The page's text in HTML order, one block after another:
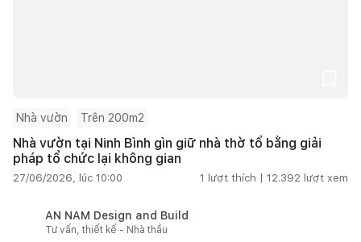
Nhà vườn Trên 200m2
Nhà vườn tại Ninh Bình gìn giữ nhà thờ tổ bằng giải
pháp tổ chức lại không gian
27/06/2026, lúc 10:00 1 lượt thích | 12.392 lượt xem
AN NAM Design and Build
Tư vấn, thiết kế - Nhà thầu